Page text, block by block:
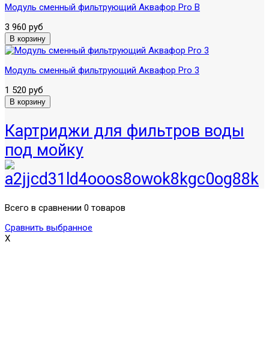
Модуль сменный фильтрующий Аквафор Pro B
3 960 руб
Модуль сменный фильтрующий Аквафор Pro 3
1 520 руб
Картриджи для фильтров воды
под мойку
Всего в сравнении 0 товаров
Сравнить выбранное
X